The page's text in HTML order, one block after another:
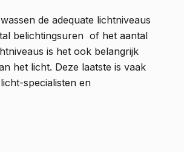
de adequate lichtniveaus
belichtingsuren of het aantal
is het ook belangrijk
het licht. Deze laatste is vaak
specialisten en